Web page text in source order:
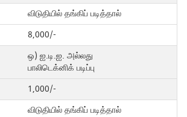
விடுதியில் தங்கிப் படித்தால்
8,000/-
ஒ) ஐ.டி.ஐ. அல்லது
பாலிடெக்னிக் படிப்பு
1,000/-
விடுதியில் தங்கிப் படித்தால்